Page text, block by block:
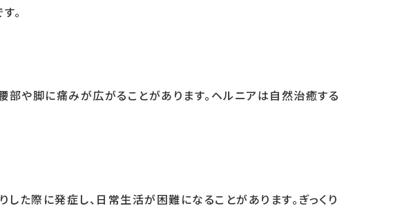
。
や脚に痛みが広がることがあります。ヘルニアは自然治癒する
た際に発症し、日常生活が困難になることがあります。ぎっくり